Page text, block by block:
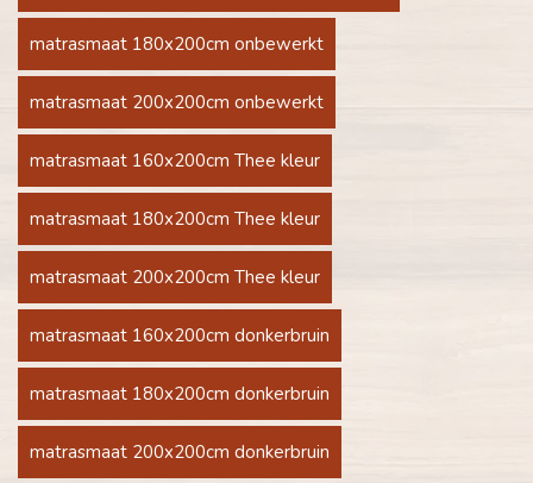
matrasmaat 180x200cm onbewerkt
matrasmaat 200x200cm onbewerkt
matrasmaat 160x200cm Thee kleur
matrasmaat 180x200cm Thee kleur
matrasmaat 200x200cm Thee kleur
matrasmaat 160x200cm donkerbruin
matrasmaat 180x200cm donkerbruin
matrasmaat 200x200cm donkerbruin